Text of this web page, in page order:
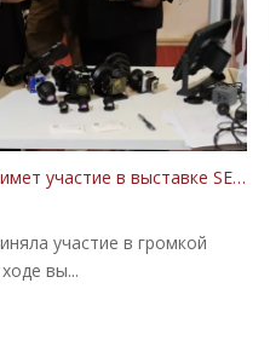
Компания Rising Optics примет участие в выставке SEDEC 2024 в Турции
участие в громкой
вы...